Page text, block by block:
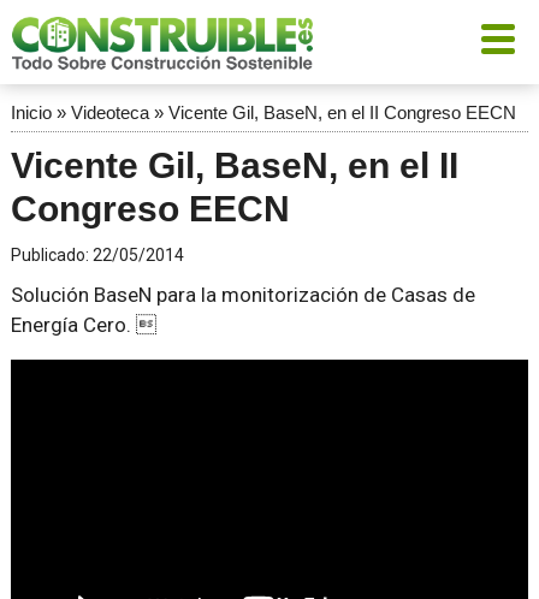
Inicio» Videoteca» Vicente Gil, BaseN, en el II Congreso EECN
Vicente Gil, BaseN, en el II
Congreso EECN
Publicado: 22/05/2014
Solución BaseN para la monitorización de Casas de
Energía Cero. 